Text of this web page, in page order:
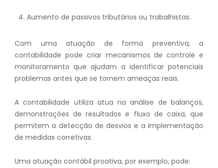
Aumento de passivos tributários ou trabalhistas.
Com uma atuação de forma preventiva, a
contabilidade pode criar mecanismos de controle e
monitoramento que ajudam a identificar potenciais
problemas antes que se tornem ameaças reais.
A contabilidade utiliza atua na análise de balanços,
demonstrações de resultados e fluxo de caixa, que
permitem a detecção de desvios e a implementação
de medidas corretivas.
Uma atuação contábil proativa, por exemplo, pode: